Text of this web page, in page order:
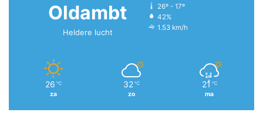
Oldambt
Heldere lucht
26º - 17º
42%
1.53 km/h
26 ℃
za
32 ℃
zo
21 ℃
ma